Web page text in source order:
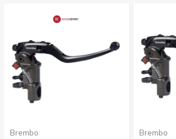
Độ xe theo phong cách
Streetbike
Xe tour, đi phượt muốn cải thiện cảm
Người yêu thích sản phẩm CNC,
Brembo Brembo